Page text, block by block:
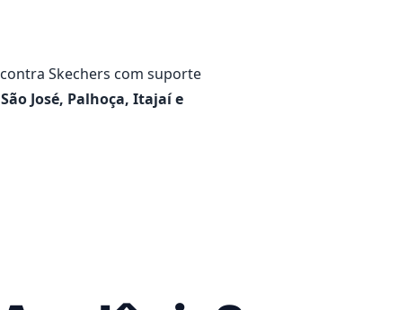
Skechers com suporte
José, Palhoça, Itajaí e